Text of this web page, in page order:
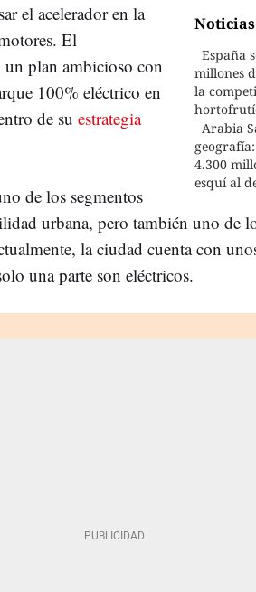
España
millones
la
Arabia
4.300
esquí al
el acelerador en la
El
plan ambicioso con
100% eléctrico en
de su estrategia
de los segmentos
urbana, pero también uno de
la ciudad cuenta con
una parte son eléctricos.